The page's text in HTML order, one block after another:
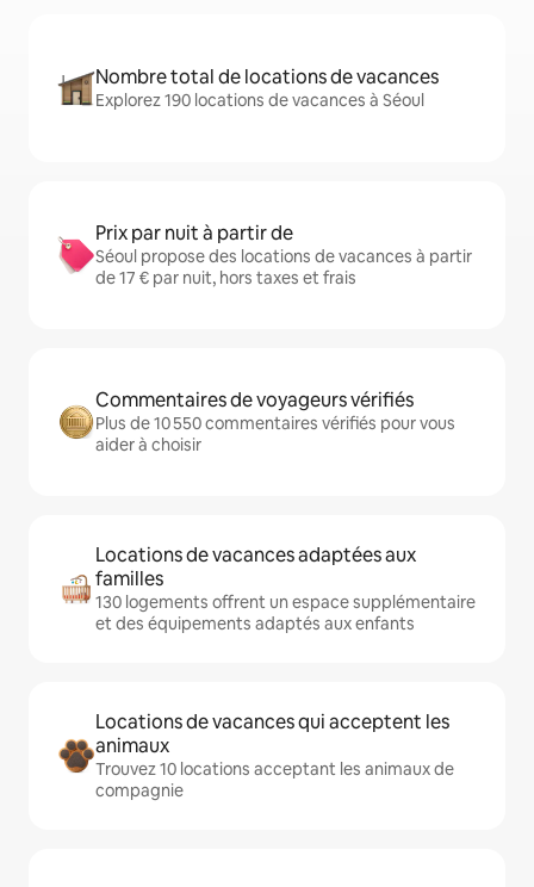
Nombre total de locations de vacances
Explorez 190 locations de vacances à Séoul
Prix par nuit à partir de
Séoul propose des locations de vacances à partir
de 17 € par nuit, hors taxes et frais
Commentaires de voyageurs vérifiés
Plus de 10 550 commentaires vérifiés pour vous
aider à choisir
Locations de vacances adaptées aux
familles
130 logements offrent un espace supplémentaire
et des équipements adaptés aux enfants
Locations de vacances qui acceptent les
animaux
Trouvez 10 locations acceptant les animaux de
compagnie